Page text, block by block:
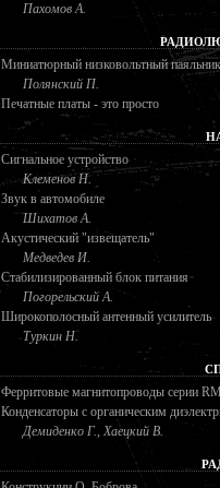
Пахомов А.
Миниатюрный низковольтный паяльник
Полянский П.
Печатные платы - это просто
Сигнальное устройство
Клеменов Н.
Звук в автомобиле
Шихатов А.
Акустический "извещатель"
Медведев И.
Стабилизированный блок питания
Погорельский А.
Широкополосный антенный усилитель
Туркин Н.
Ферритовые магнитопроводы серии
Конденсаторы с органическим
Демиденко Г., Хаецкий В.